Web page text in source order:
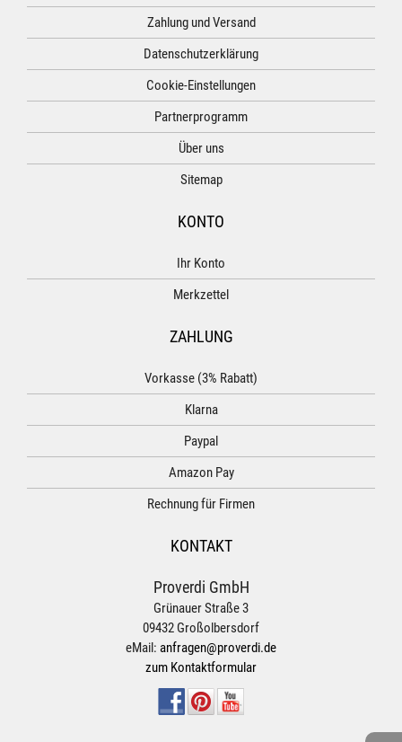
Zahlung und Versand
Datenschutzerklärung
Cookie-Einstellungen
Partnerprogramm
Über uns
Sitemap
KONTO
Ihr Konto
Merkzettel
ZAHLUNG
Vorkasse (3% Rabatt)
Klarna
Paypal
Amazon Pay
Rechnung für Firmen
KONTAKT
Proverdi GmbH
Grünauer Straße 3
09432 Großolbersdorf
eMail: anfragen@proverdi.de
zum Kontaktformular